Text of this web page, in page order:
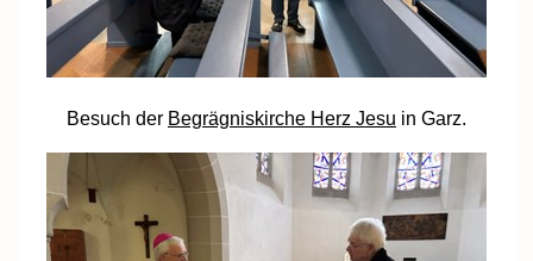
Besuch der Begrägniskirche Herz Jesu in Garz.